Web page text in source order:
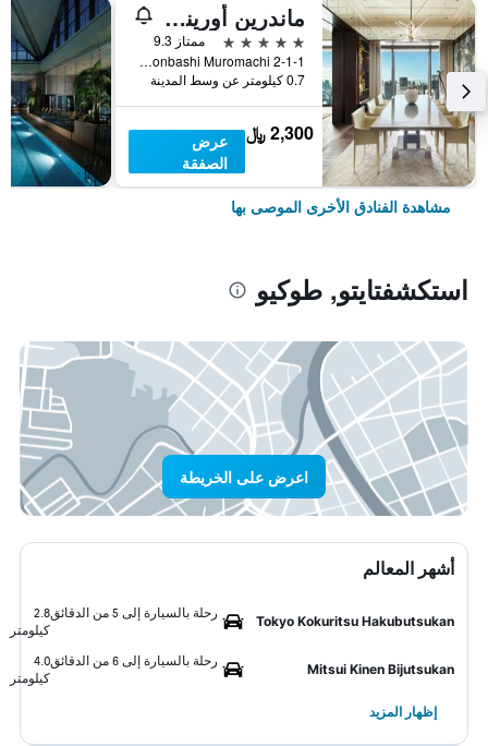
ماندرين أورينتال، طوكيو
5 نجوم
ممتاز 9.3
2-1-1 Nihonbashi Muromachi, طوكيو, اليابان
0.7 كيلومتر عن وسط المدينة
2,300 ﷼
عرض
الصفقة
مشاهدة الفنادق الأخرى الموصى بها
استكشفتايتو, طوكيو
اعرض على الخريطة
أشهر المعالم
Tokyo Kokuritsu Hakubutsukan
رحلة بالسيارة إلى 5 من الدقائق
2.8
كيلومتر
Mitsui Kinen Bijutsukan
رحلة بالسيارة إلى 6 من الدقائق
4.0
كيلومتر
إظهار المزيد